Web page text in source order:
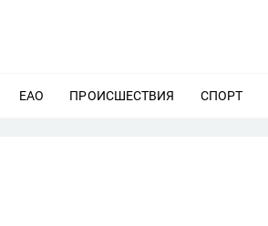
ЕЩЕ
ЕАО ЕЩЕ
ПРОИСШЕСТВИЯ ЕЩЕ
СПОРТ